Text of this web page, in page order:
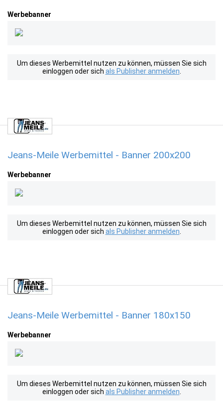
Werbebanner
Um dieses Werbemittel nutzen zu können, müssen Sie sich
einloggen oder sich als Publisher anmelden
Jeans-Meile Werbemittel - Banner 200x200
Werbebanner
Um dieses Werbemittel nutzen zu können, müssen Sie sich
einloggen oder sich als Publisher anmelden
Jeans-Meile Werbemittel - Banner 180x150
Werbebanner
Um dieses Werbemittel nutzen zu können, müssen Sie sich
einloggen oder sich als Publisher anmelden